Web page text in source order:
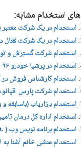
استخدام مشابه:
استخدام در یک شرکت معتبر
استخدام در یک شرکت فعال
استخدام شرکت گسترش و
استخدام در پرشیا خودرو ۹۶
استخدام کارشناس فروش در
استخدام شرکت پارس
استخدام بازاریاب (باسابقه
استخدام اداره کل درمان
استخدام برنامه نویس وب ( .Net) و php در شرکت رایان اندیشه
استخدام منشی خانم آشنا